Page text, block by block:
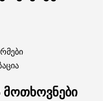
მოთხოვნები